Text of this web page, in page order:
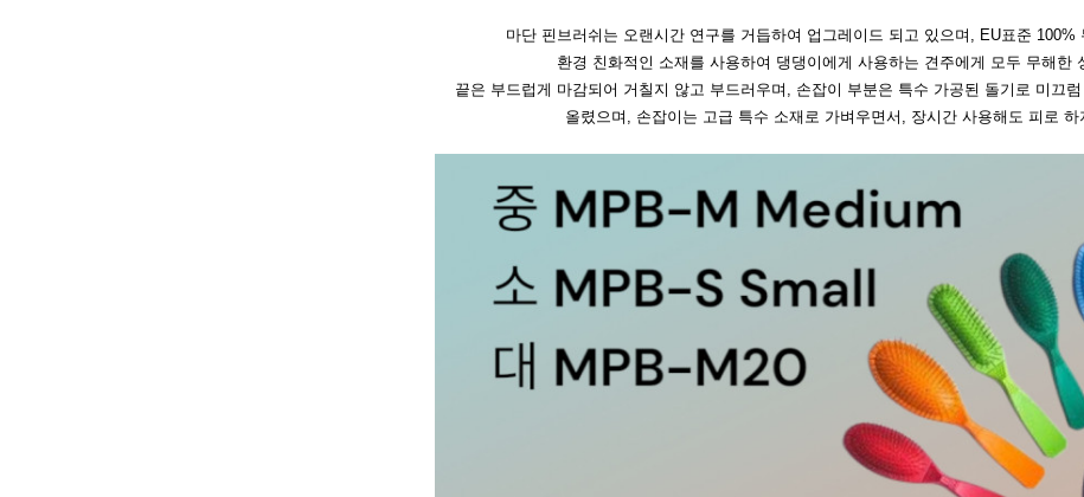
마단 핀브러쉬는 오랜시간 연구를 거듭하여 업그레이드 되고 있으며, EU표준 100%
환경 친화적인 소재를 사용하여 댕댕이에게 사용하는 견주에게 모두 무해한
끝은 부드럽게 마감되어 거칠지 않고 부드러우며, 손잡이 부분은 특수 가공된 돌기로 미끄
올렸으며, 손잡이는 고급 특수 소재로 가벼우면서, 장시간 사용해도 피로 하